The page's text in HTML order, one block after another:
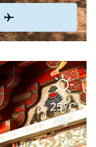
25°C
Ag.